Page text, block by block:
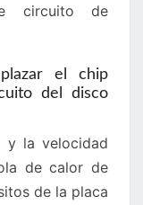
circuito de
el chip
del disco
y la velocidad
de calor de
de la placa